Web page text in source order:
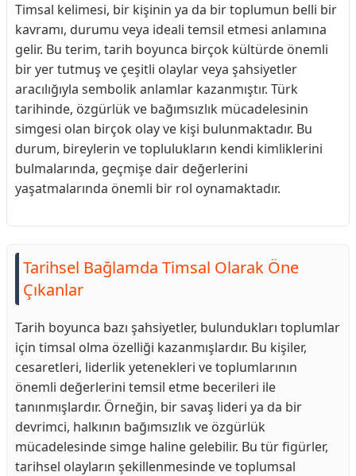
Timsal kelimesi, bir kişinin ya da bir toplumun belli bir
kavramı, durumu veya ideali temsil etmesi anlamına
gelir. Bu terim, tarih boyunca birçok kültürde önemli
bir yer tutmuş ve çeşitli olaylar veya şahsiyetler
aracılığıyla sembolik anlamlar kazanmıştır. Türk
tarihinde, özgürlük ve bağımsızlık mücadelesinin
simgesi olan birçok olay ve kişi bulunmaktadır. Bu
durum, bireylerin ve toplulukların kendi kimliklerini
bulmalarında, geçmişe dair değerlerini
yaşatmalarında önemli bir rol oynamaktadır.
Tarihsel Bağlamda Timsal Olarak Öne
Çıkanlar
Tarih boyunca bazı şahsiyetler, bulundukları toplumlar
için timsal olma özelliği kazanmışlardır. Bu kişiler,
cesaretleri, liderlik yetenekleri ve toplumlarının
önemli değerlerini temsil etme becerileri ile
tanınmışlardır. Örneğin, bir savaş lideri ya da bir
devrimci, halkının bağımsızlık ve özgürlük
mücadelesinde simge haline gelebilir. Bu tür figürler,
tarihsel olayların şekillenmesinde ve toplumsal